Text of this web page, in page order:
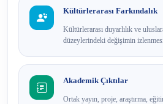
Kültürlerarası Farkındalık
Kültürlerarası duyarlılık ve
düzeylerindeki değişimin izlenmesi.
Akademik Çıktılar
Ortak yayın, proje, araştırma,